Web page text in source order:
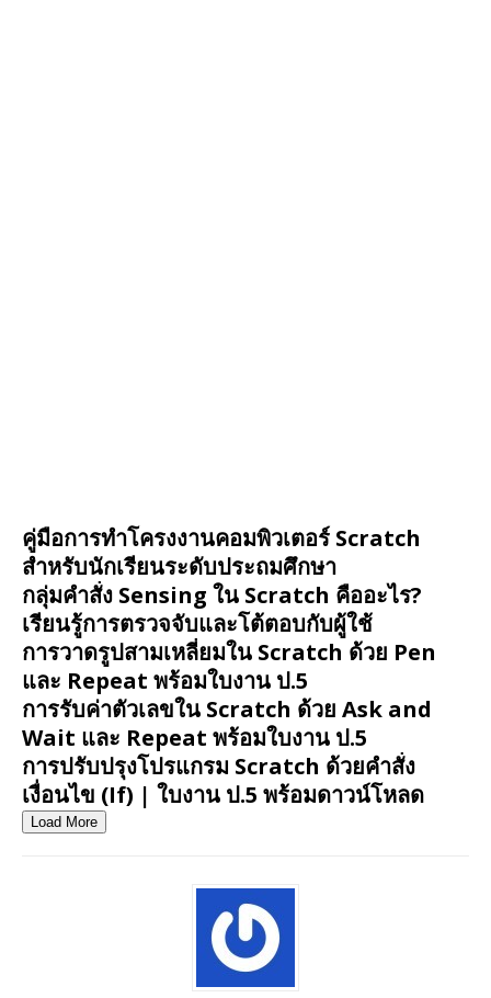
คู่มือการทำโครงงานคอมพิวเตอร์ Scratch
สำหรับนักเรียนระดับประถมศึกษา
กลุ่มคำสั่ง Sensing ใน Scratch คืออะไร?
เรียนรู้การตรวจจับและโต้ตอบกับผู้ใช้
การวาดรูปสามเหลี่ยมใน Scratch ด้วย Pen
และ Repeat พร้อมใบงาน ป.5
การรับค่าตัวเลขใน Scratch ด้วย Ask and
Wait และ Repeat พร้อมใบงาน ป.5
การปรับปรุงโปรแกรม Scratch ด้วยคำสั่ง
เงื่อนไข (If) | ใบงาน ป.5 พร้อมดาวน์โหลด
Load More